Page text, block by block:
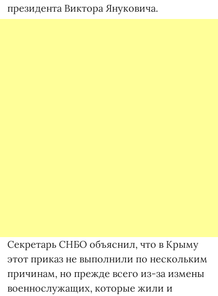
президента Виктора Януковича.
Секретарь СНБО объяснил, что в Крыму
этот приказ не выполнили по нескольким
причинам, но прежде всего из-за измены
военнослужащих, которые жили и